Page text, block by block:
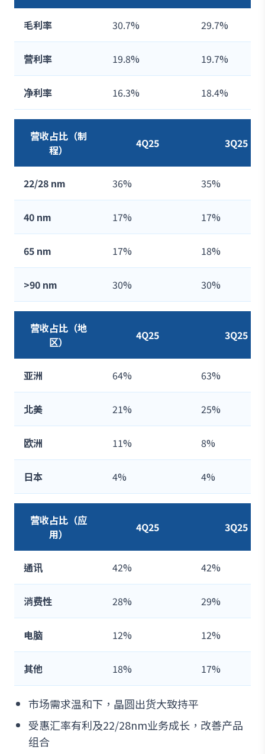
毛利率 30.7% 29.7%
营利率 19.8% 19.7%
净利率 16.3% 18.4%
营收占比（制
程）
4Q25 3Q25
22/28 nm 36% 35%
40 nm 17% 17%
65 nm 17% 18%
>90 nm 30% 30%
营收占比（地
区）
4Q25 3Q25
亚洲 64% 63%
北美 21% 25%
欧洲 11% 8%
日本 4% 4%
营收占比（应
用）
4Q25 3Q25
通讯 42% 42%
消费性 28% 29%
电脑 12% 12%
其他 18% 17%
市场需求温和下，晶圆出货大致持平
受惠汇率有利及22/28nm业务成长，改善产品
组合